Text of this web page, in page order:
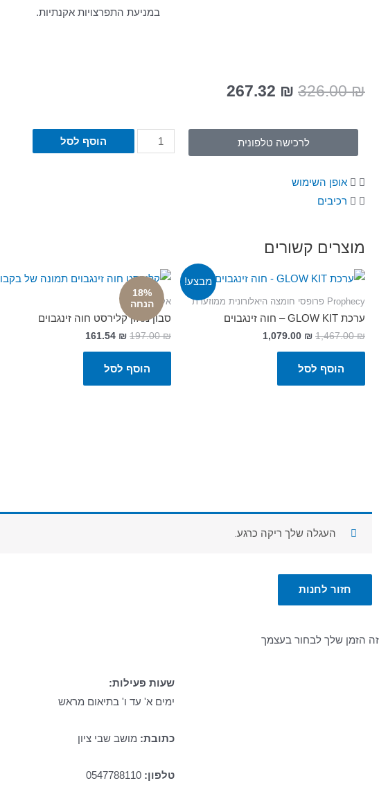
במניעת התפרצויות אקנתיות.
326.00₪
267.32 ₪
לרכישה טלפונית הוסף לסל
אופן השימוש
רכיבים
מוצרים קשורים
מבצע!
Prophecy פרופסי חומצה היאלורונית ממוזערת
ערכת GLOW KIT – חוה זינגבוים
1,467.00₪
1,079.00 ₪
הוסף לסל
18%
הנחהאקנה
סבון מאזן קלירסט חוה זינגבוים
197.00₪
161.54 ₪
הוסף לסל
העגלה שלך ריקה כרגע.
חזור לחנות
זה הזמן שלך לבחור בעצמך
שעות פעילות:
ימים א' עד ו' בתיאום מראש
כתובת: מושב שבי ציון
טלפון: